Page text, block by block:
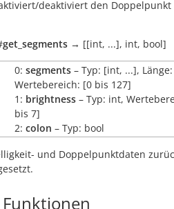
deaktiviert den
get_segments → [[int, ...], int, bool]
0: segments – Typ: [int, ...],
Wertebereich: [0 bis 127]
1: brightness – Typ: int,
bis 7]
2: colon – Typ: bool
und Doppelpunktdaten